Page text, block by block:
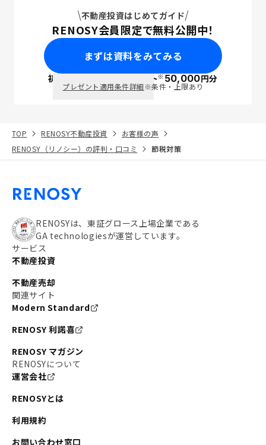
不動産投資はじめてガイド
RENOSY会員限定で無料公開中！
まずは資料をみてみる
初回面談で ポイント※50,000円分
プレゼント適用条件詳細※条件・上限あり
TOP RENOSY不動産投資
お客様の声
RENOSY（リノシー）の評判・口コミ
節税対策
RENOSYは、東証グロース上場企業である
GA technologiesが運営しています。
サービス
不動産投資
不動産売却
関連サイト
Modern Standard
RENOSY 利諾喜
RENOSY マガジン
RENOSYについて
運営会社
RENOSYとは
利用規約
お問い合わせ窓口